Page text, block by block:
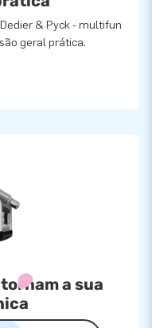
& Pyck - multifun
geral prática.
a sua